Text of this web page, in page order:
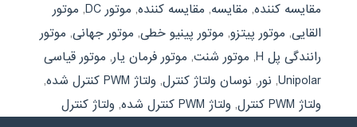
مقايسه كننده, مقایسه, مقایسه کننده, موتور DC , موتور
القایی, موتور پیتزو, موتور پینیو خطی, موتور جهانی, موتور
رانندگی پل H
, موتور شنت, موتور فرمان یار, موتور قیاسی
Unipolar
, نور, نوسان ولتاژ کنترل, ولتاژ PWM كنترل شده
,
ولتاژ PWM کنترل
, ولتاژ PWM کنترل شده , ولتاژ کنترل